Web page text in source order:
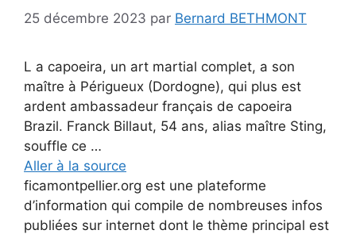
25 décembre 2023 par Bernard BETHMONT
L a capoeira, un art martial complet, a son
maître à Périgueux (Dordogne), qui plus est
ardent ambassadeur français de capoeira
Brazil. Franck Billaut, 54 ans, alias maître Sting,
souffle ce …
Aller à la source
ficamontpellier.org est une plateforme
d’information qui compile de nombreuses infos
publiées sur internet dont le thème principal est